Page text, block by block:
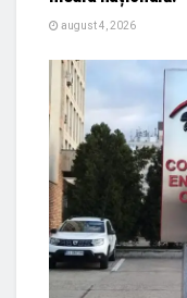
august 4, 2026